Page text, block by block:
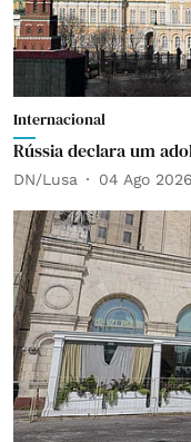
Internacional
Rússia declara um
DN/Lusa 04 Ago 2026